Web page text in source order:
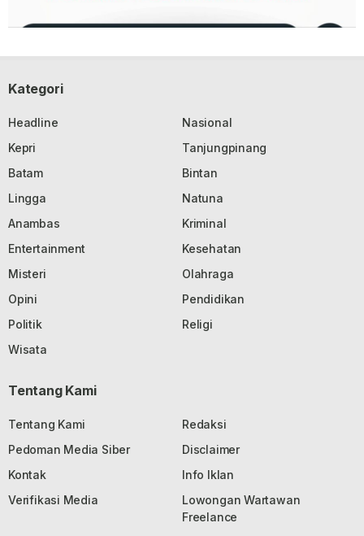
Kategori
Headline
Nasional
Kepri
Tanjungpinang
Batam
Bintan
Lingga
Natuna
Anambas
Kriminal
Entertainment
Kesehatan
Misteri
Olahraga
Opini
Pendidikan
Politik
Religi
Wisata
Tentang Kami
Tentang Kami
Redaksi
Pedoman Media Siber
Disclaimer
Kontak
Info Iklan
Verifikasi Media
Lowongan Wartawan
Freelance